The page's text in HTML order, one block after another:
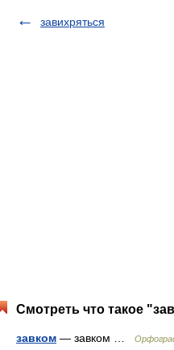
завихряться
Смотреть что такое
завком — завком …